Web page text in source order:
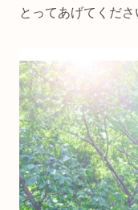
とってあげてくださ